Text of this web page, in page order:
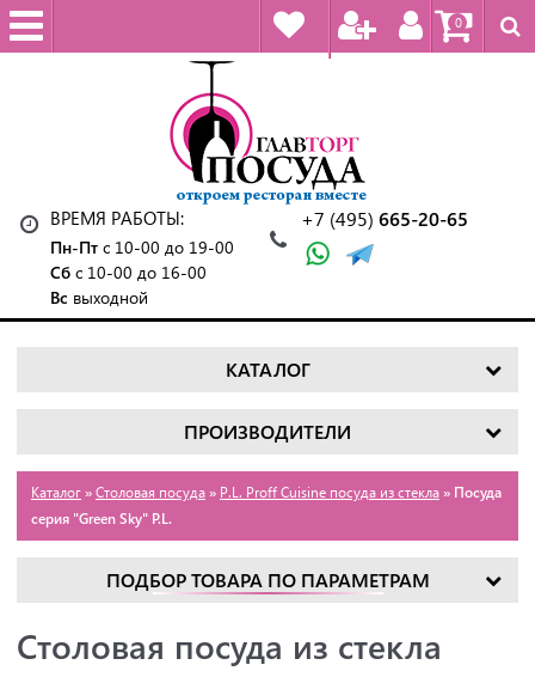
0
ВРЕМЯ РАБОТЫ:
Пн-Пт с 10-00 до 19-00
Сб с 10-00 до 16-00
Вс выходной
+7 (495) 665-20-65
КАТАЛОГ
ПРОИЗВОДИТЕЛИ
Каталог » Столовая посуда » P.L. Proff Cuisine посуда из стекла » Посуда
серия "Green Sky" P.L.
ПОДБОР ТОВАРА ПО ПАРАМЕТРАМ
Столовая посуда из стекла